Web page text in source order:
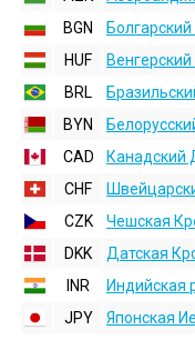
BGN
HUF
BRL
BYN
CAD
Канадский
CHF
CZK
Чешская
DKK
Датская
INR
Индийская
JPY
Японская